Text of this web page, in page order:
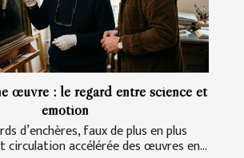
œuvre : le regard entre science et
émotion
d’enchères, faux de plus en plus
circulation accélérée des œuvres en...